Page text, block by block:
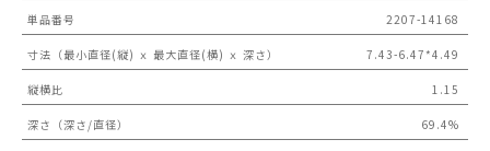
単品番号 2207-14168
寸法（最小直径(縦) ｘ 最大直径(横) ｘ 深さ） 7.43-6.47*4.49
縦横比 1.15
深さ（深さ/直径） 69.4%